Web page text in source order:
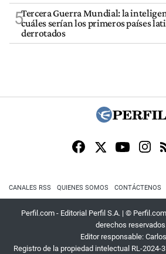
5Tercera Guerra Mundial: la
cuáles serían los primeros países
derrotados
CANALES RSS QUIENES SOMOS CONTÁCTENOS
Perfil.com - Editorial Perfil S.A. | ©
derechos
Editor responsable:
Registro de la propiedad intelectual RL-2024-